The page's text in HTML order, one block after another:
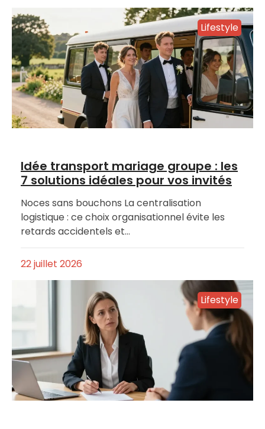
Lifestyle
Idée transport mariage groupe : les
7 solutions idéales pour vos invités
Noces sans bouchons La centralisation
logistique : ce choix organisationnel évite les
retards accidentels et…
22 juillet 2026
Lifestyle